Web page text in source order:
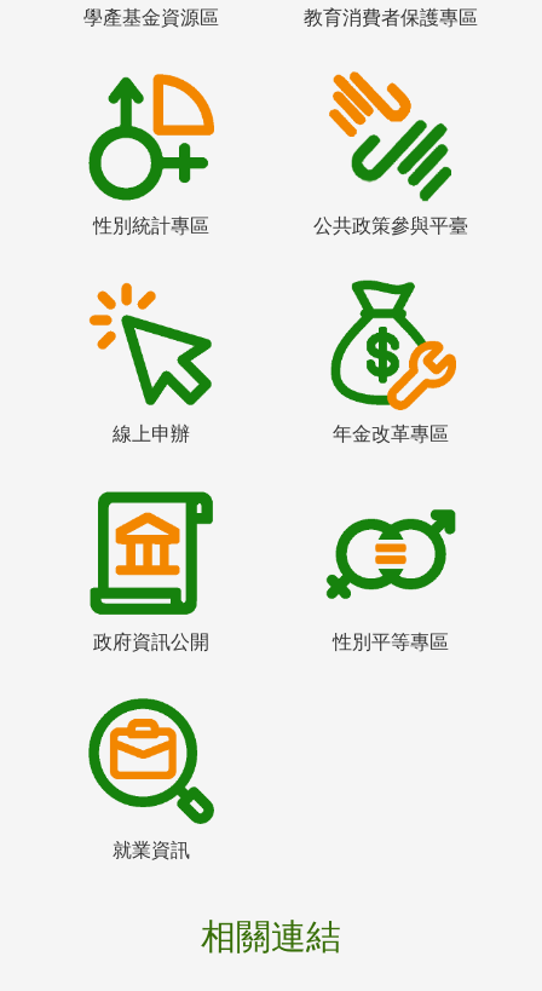
學產基金資源區 教育消費者保護專區
性別統計專區 公共政策參與平臺
線上申辦 年金改革專區
政府資訊公開 性別平等專區
就業資訊
相關連結